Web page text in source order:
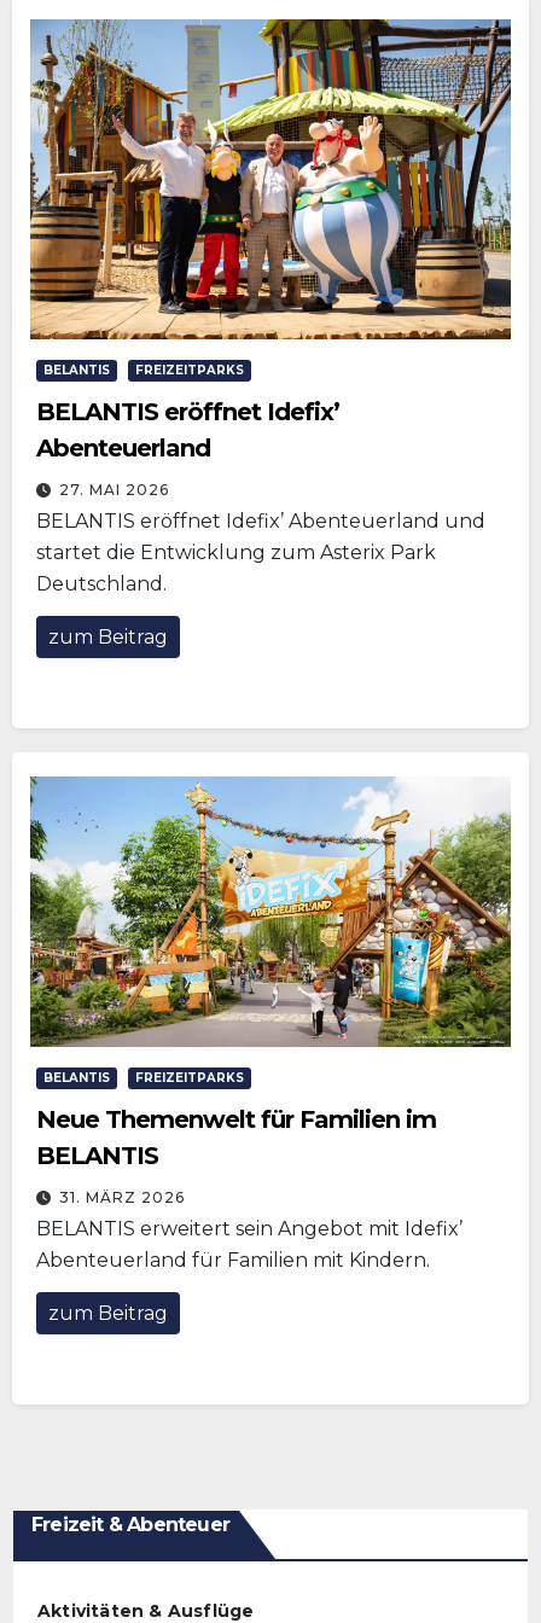
BELANTIS FREIZEITPARKS
BELANTIS eröffnet Idefix’
Abenteuerland
27. MAI 2026
BELANTIS eröffnet Idefix’ Abenteuerland und
startet die Entwicklung zum Asterix Park
Deutschland.
zum Beitrag
BELANTIS FREIZEITPARKS
Neue Themenwelt für Familien im
BELANTIS
31. MÄRZ 2026
BELANTIS erweitert sein Angebot mit Idefix’
Abenteuerland für Familien mit Kindern.
zum Beitrag
Freizeit & Abenteuer
Aktivitäten & Ausflüge